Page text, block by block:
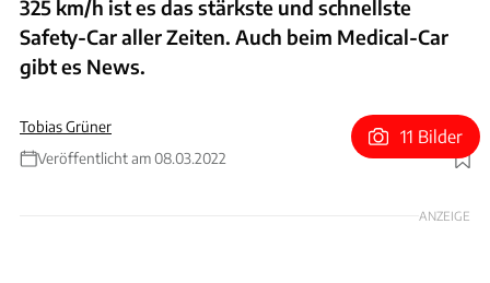
325 km/h ist es das stärkste und schnellste
Safety-Car aller Zeiten. Auch beim Medical-Car
gibt es News.
Tobias Grüner
Veröffentlicht am 08.03.2022
Foto: Mercedes
11 Bilder
ANZEIGE